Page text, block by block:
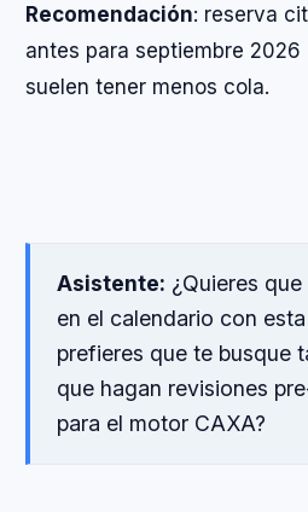
Recomendación: reserva
antes para septiembre
suelen tener menos cola.
Asistente: ¿Quieres
en el calendario con
prefieres que te busque
que hagan revisiones
para el motor CAXA?